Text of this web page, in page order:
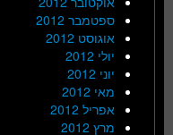
ספטמבר 2012
אוגוסט 2012
יולי 2012
יוני 2012
מאי 2012
אפריל 2012
מרץ 2012